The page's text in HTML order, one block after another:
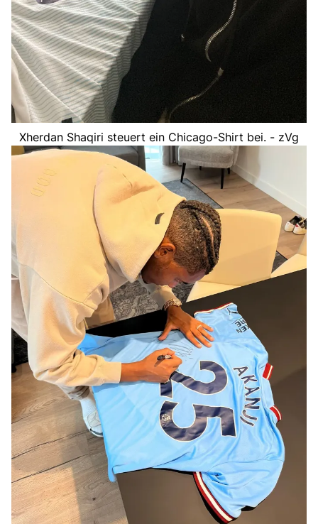
Xherdan Shaqiri steuert ein Chicago-Shirt bei. - zVg